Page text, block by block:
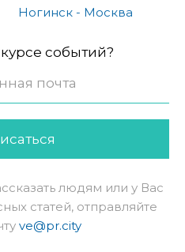
Ногинск - Москва
событий?
людям или у Вас
статей, отправляйте
ve@pr.city